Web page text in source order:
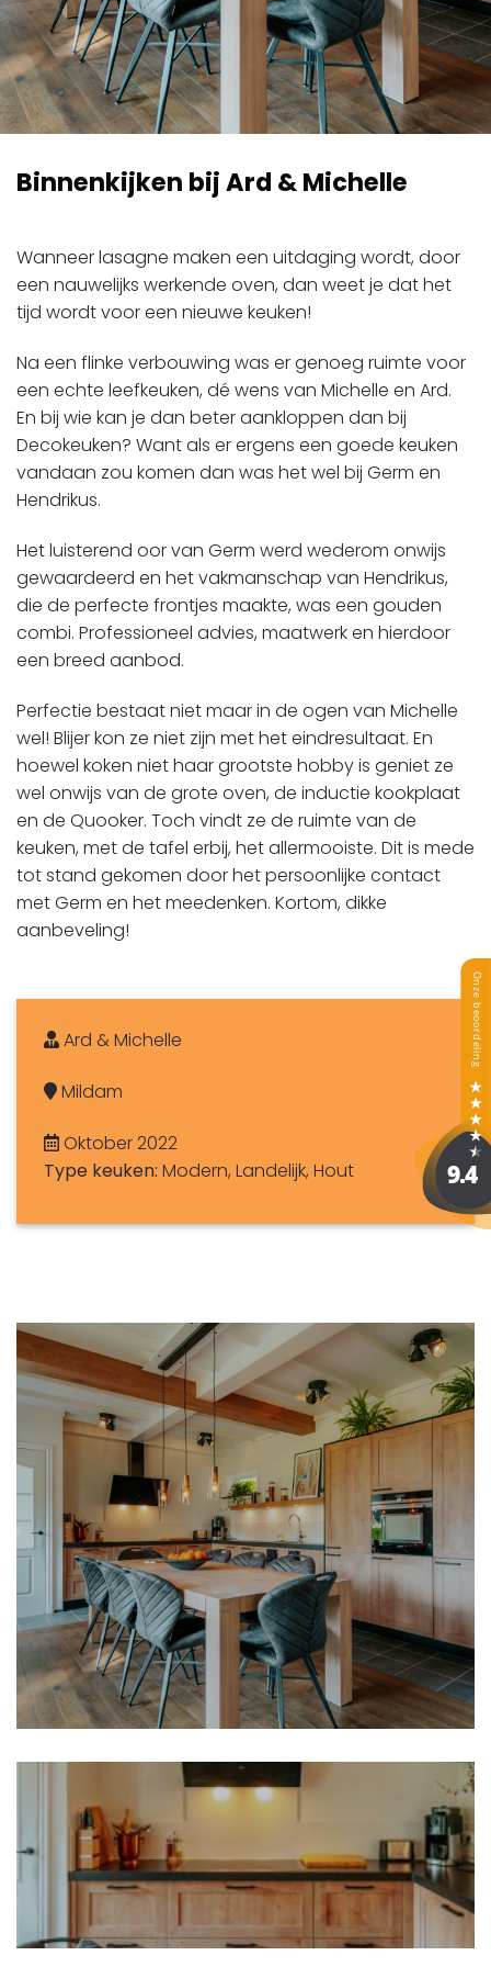
Binnenkijken bij Ard & Michelle
Wanneer lasagne maken een uitdaging wordt, door
een nauwelijks werkende oven, dan weet je dat het
tijd wordt voor een nieuwe keuken!
Na een flinke verbouwing was er genoeg ruimte voor
een echte leefkeuken, dé wens van Michelle en Ard.
En bij wie kan je dan beter aankloppen dan bij
Decokeuken? Want als er ergens een goede keuken
vandaan zou komen dan was het wel bij Germ en
Hendrikus.
Het luisterend oor van Germ werd wederom onwijs
gewaardeerd en het vakmanschap van Hendrikus,
die de perfecte frontjes maakte, was een gouden
combi. Professioneel advies, maatwerk en hierdoor
een breed aanbod.
Perfectie bestaat niet maar in de ogen van Michelle
wel! Blijer kon ze niet zijn met het eindresultaat. En
hoewel koken niet haar grootste hobby is geniet ze
wel onwijs van de grote oven, de inductie kookplaat
en de Quooker. Toch vindt ze de ruimte van de
keuken, met de tafel erbij, het allermooiste. Dit is mede
tot stand gekomen door het persoonlijke contact
met Germ en het meedenken. Kortom, dikke
aanbeveling!
Ard & Michelle
Mildam
Oktober 2022
Type keuken: Modern, Landelijk, Hout